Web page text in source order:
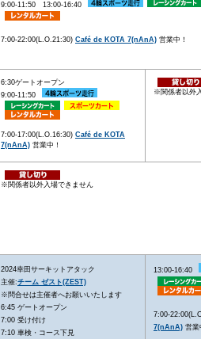
9:00-11:50 13:00-16:40
7:00-22:00(L.O.21:30) Café de KOTA 7(nAnA) 営業中！
6:30ゲートオープン
9:00-11:50
7:00-17:00(L.O.16:30) Café de KOTA
7(nAnA) 営業中！
※関係者以外
※関係者以外入場できません
2024幸田サーキットアタック
主催:チーム ゼスト(ZEST)
※問合せは主催者へお願いいたします
6:45 ゲートオープン
7:00 受け付け
7:10 車検・コース下見
13:00-16:40
7:00-
7(nAnA) 営業